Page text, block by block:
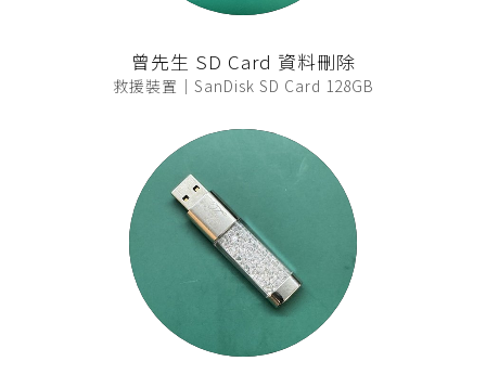
曾先生 SD Card 資料刪除
救援裝置｜SanDisk SD Card 128GB